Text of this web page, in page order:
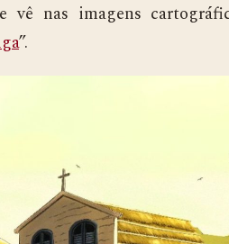
nas imagens
”.